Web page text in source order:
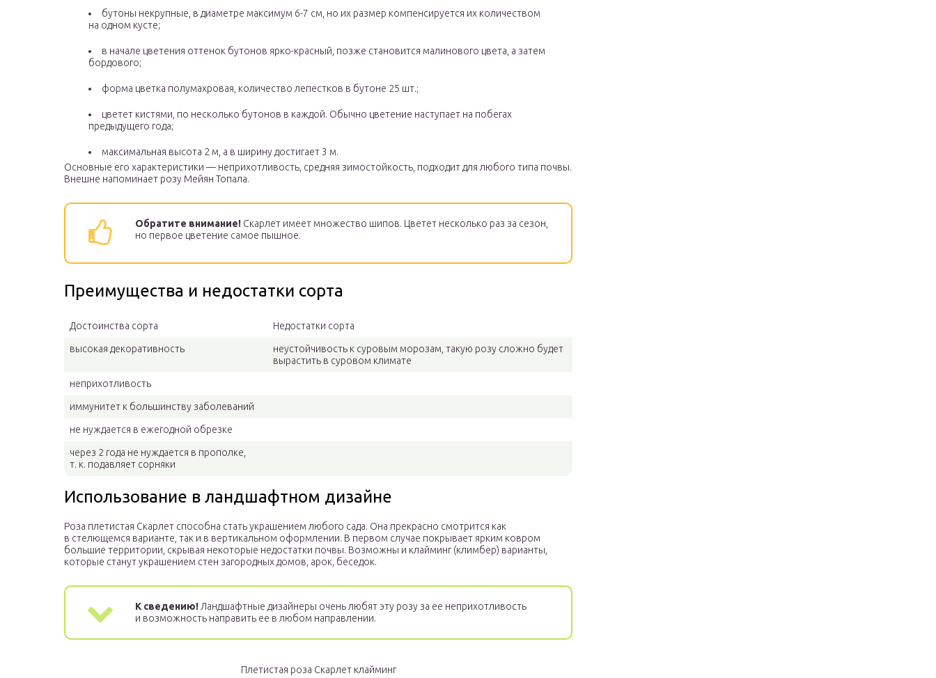
бутоны некрупные, в диаметре максимум 6-7 см, но их размер компенсируется их количеством
на одном кусте;
в начале цветения оттенок бутонов ярко-красный, позже становится малинового цвета, а затем
бордового;
форма цветка полумахровая, количество лепестков в бутоне 25 шт.;
цветет кистями, по несколько бутонов в каждой. Обычно цветение наступает на побегах
предыдущего года;
максимальная высота 2 м, а в ширину достигает 3 м.
Основные его характеристики — неприхотливость, средняя зимостойкость, подходит для любого типа почвы.
Внешне напоминает розу Мейян Топала.
Обратите внимание! Скарлет имеет множество шипов. Цветет несколько раз за сезон,
но первое цветение самое пышное.
Преимущества и недостатки сорта
Достоинства сорта Недостатки сорта
высокая декоративность
неустойчивость к суровым морозам, такую розу сложно будет
вырастить в суровом климате
неприхотливость
иммунитет к большинству заболеваний
не нуждается в ежегодной обрезке
через 2 года не нуждается в прополке,
т. к. подавляет сорняки
Использование в ландшафтном дизайне
Роза плетистая Скарлет способна стать украшением любого сада. Она прекрасно смотрится как
в стелющемся варианте, так и в вертикальном оформлении. В первом случае покрывает ярким ковром
большие территории, скрывая некоторые недостатки почвы. Возможны и клайминг (климбер) варианты,
которые станут украшением стен загородных домов, арок, беседок.
К сведению! Ландшафтные дизайнеры очень любят эту розу за ее неприхотливость
и возможность направить ее в любом направлении.
Плетистая роза Скарлет клайминг